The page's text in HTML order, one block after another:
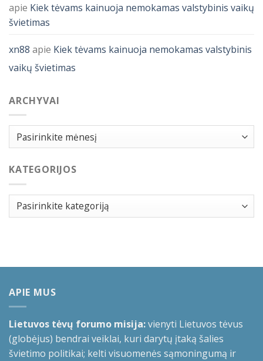
apie Kiek tėvams kainuoja nemokamas valstybinis vaikų
švietimas
xn88 apie Kiek tėvams kainuoja nemokamas valstybinis
vaikų švietimas
ARCHYVAI
Archyvai
KATEGORIJOS
Kategorijos
APIE MUS
Lietuvos tėvų forumo misija:vienyti Lietuvos tėvus
(globėjus) bendrai veiklai, kuri darytų įtaką šalies
švietimo politikai; kelti visuomenės sąmoningumą ir